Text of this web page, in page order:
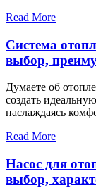
Read More
Система
выбор,
Думаете об
создать
наслаждаясь
Read More
Насос для
выбор,